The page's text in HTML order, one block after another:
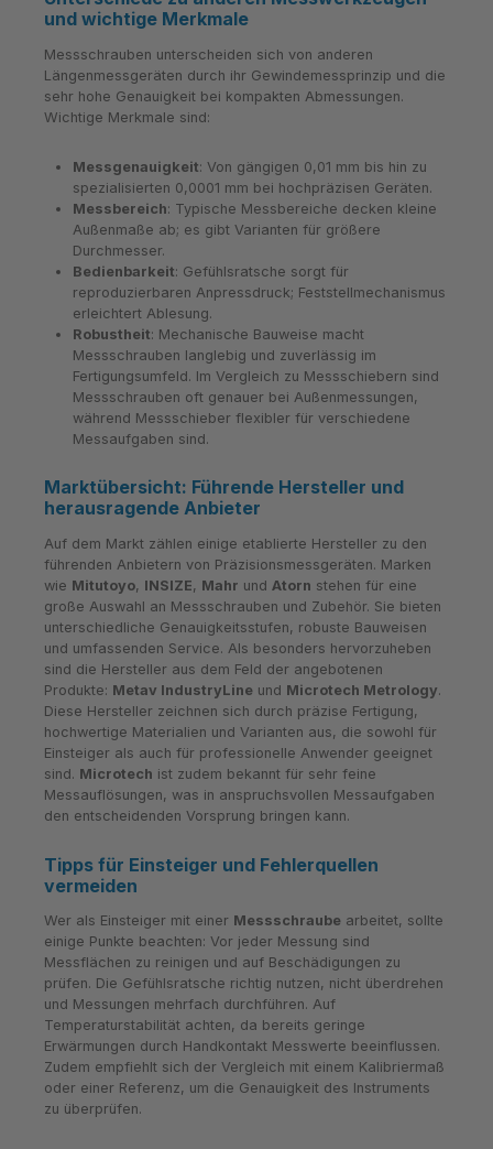
und wichtige Merkmale
Messschrauben unterscheiden sich von anderen
Längenmessgeräten durch ihr Gewindemessprinzip und die
sehr hohe Genauigkeit bei kompakten Abmessungen.
Wichtige Merkmale sind:
Messgenauigkeit: Von gängigen 0,01 mm bis hin zu
spezialisierten 0,0001 mm bei hochpräzisen Geräten.
Messbereich: Typische Messbereiche decken kleine
Außenmaße ab; es gibt Varianten für größere
Durchmesser.
Bedienbarkeit: Gefühlsratsche sorgt für
reproduzierbaren Anpressdruck; Feststellmechanismus
erleichtert Ablesung.
Robustheit: Mechanische Bauweise macht
Messschrauben langlebig und zuverlässig im
Fertigungsumfeld. Im Vergleich zu Messschiebern sind
Messschrauben oft genauer bei Außenmessungen,
während Messschieber flexibler für verschiedene
Messaufgaben sind.
Marktübersicht: Führende Hersteller und
herausragende Anbieter
Auf dem Markt zählen einige etablierte Hersteller zu den
führenden Anbietern von Präzisionsmessgeräten. Marken
wie Mitutoyo, INSIZE, Mahr und Atorn stehen für eine
große Auswahl an Messschrauben und Zubehör. Sie bieten
unterschiedliche Genauigkeitsstufen, robuste Bauweisen
und umfassenden Service. Als besonders hervorzuheben
sind die Hersteller aus dem Feld der angebotenen
Produkte: Metav IndustryLine und Microtech Metrology.
Diese Hersteller zeichnen sich durch präzise Fertigung,
hochwertige Materialien und Varianten aus, die sowohl für
Einsteiger als auch für professionelle Anwender geeignet
sind. Microtech ist zudem bekannt für sehr feine
Messauflösungen, was in anspruchsvollen Messaufgaben
den entscheidenden Vorsprung bringen kann.
Tipps für Einsteiger und Fehlerquellen
vermeiden
Wer als Einsteiger mit einer Messschraube arbeitet, sollte
einige Punkte beachten: Vor jeder Messung sind
Messflächen zu reinigen und auf Beschädigungen zu
prüfen. Die Gefühlsratsche richtig nutzen, nicht überdrehen
und Messungen mehrfach durchführen. Auf
Temperaturstabilität achten, da bereits geringe
Erwärmungen durch Handkontakt Messwerte beeinflussen.
Zudem empfiehlt sich der Vergleich mit einem Kalibriermaß
oder einer Referenz, um die Genauigkeit des Instruments
zu überprüfen.